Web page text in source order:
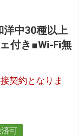
洋中30種以上
付き■Wi-Fi無
契約となりま
可